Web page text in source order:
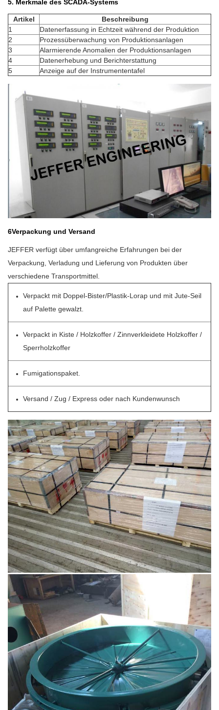
5. Merkmale des SCADA-Systems
Artikel
Beschreibung
1
Datenerfassung in Echtzeit während der Produktion
2
Prozessüberwachung von Produktionsanlagen
3
Alarmierende Anomalien der Produktionsanlagen
4
Datenerhebung und Berichterstattung
5
Anzeige auf der Instrumententafel
6Verpackung und Versand
JEFFER verfügt über umfangreiche Erfahrungen bei der
Verpackung, Verladung und Lieferung von Produkten über
verschiedene Transportmittel.
Verpackt mit Doppel-Bister/Plastik-Lorap und mit Jute-Seil
auf Palette gewalzt.
Verpackt in Kiste / Holzkoffer / Zinnverkleidete Holzkoffer /
Sperrholzkoffer
Fumigationspaket.
Versand / Zug / Express oder nach Kundenwunsch